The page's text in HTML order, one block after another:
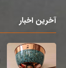
آخرین اخبار